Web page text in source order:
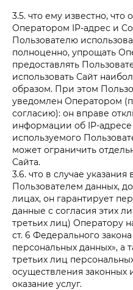
3.5. что ему известно,
Оператором IP-адрес и
Пользователю
полноценно, упрощать
предоставлять
использовать Сайт
образом. При этом
уведомлен Оператором
согласию): он вправе
информации об IP-адресе
используемого
может ограничить
Сайта.
3.6. что в случае
Пользователем данных,
лицах, он гарантирует
данные с согласия этих
третьих лиц) Оператору
ст. 6 Федерального
персональных данных», а
третьих лиц
осуществления законных
оказание услуг.